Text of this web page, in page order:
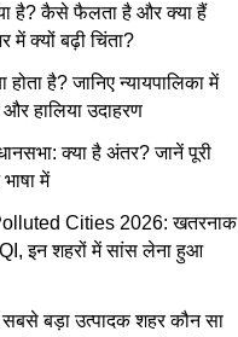
है? कैसे फैलता है और क्या हैं
में क्यों बढ़ी चिंता?
होता है? जानिए न्यायपालिका में
हालिया उदाहरण
क्या है अंतर? जानें पूरी
में
Cities 2026: खतरनाक
इन शहरों में सांस लेना हुआ
बड़ा उत्पादक शहर कौन सा